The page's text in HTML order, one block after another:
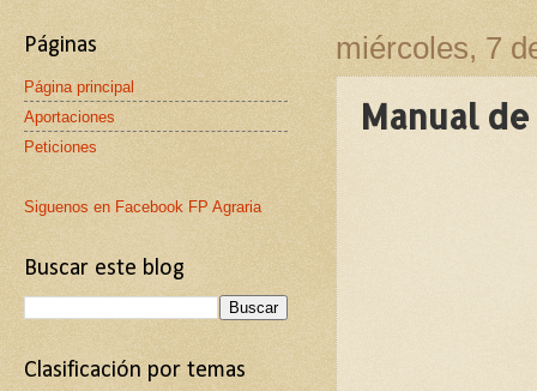
miércoles, 7
Manual
Páginas
Página principal
Aportaciones
Peticiones
Siguenos en Facebook FP Agraria
Buscar este blog
Clasificación por temas